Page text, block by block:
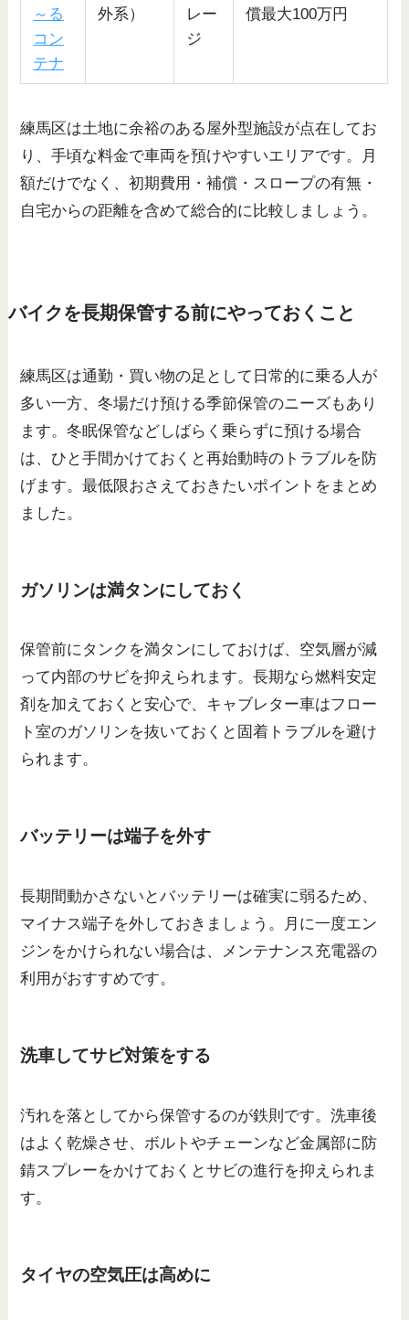
～る
コン
テナ
外系）
レー
ジ
償最大100万円
練馬区は土地に余裕のある屋外型施設が点在してお
り、手頃な料金で車両を預けやすいエリアです。月
額だけでなく、初期費用・補償・スロープの有無・
自宅からの距離を含めて総合的に比較しましょう。
バイクを長期保管する前にやっておくこと
練馬区は通勤・買い物の足として日常的に乗る人が
多い一方、冬場だけ預ける季節保管のニーズもあり
ます。冬眠保管などしばらく乗らずに預ける場合
は、ひと手間かけておくと再始動時のトラブルを防
げます。最低限おさえておきたいポイントをまとめ
ました。
ガソリンは満タンにしておく
保管前にタンクを満タンにしておけば、空気層が減
って内部のサビを抑えられます。長期なら燃料安定
剤を加えておくと安心で、キャブレター車はフロー
ト室のガソリンを抜いておくと固着トラブルを避け
られます。
バッテリーは端子を外す
長期間動かさないとバッテリーは確実に弱るため、
マイナス端子を外しておきましょう。月に一度エン
ジンをかけられない場合は、メンテナンス充電器の
利用がおすすめです。
洗車してサビ対策をする
汚れを落としてから保管するのが鉄則です。洗車後
はよく乾燥させ、ボルトやチェーンなど金属部に防
錆スプレーをかけておくとサビの進行を抑えられま
す。
タイヤの空気圧は高めに